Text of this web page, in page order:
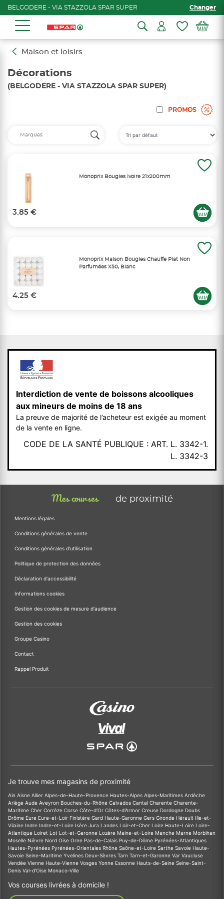
BELGODERE - VIA STAZZOLA SPAR SUPER Changer
Maison et loisirs
Décorations
(BELGODERE - VIA STAZZOLA SPAR SUPER)
PROMOS
Monoprix Bougies Ivoire 21x200mm
3.85 €
Monoprix Maison Bougies Chauffe Plat Non
Parfumées X50, Blanc
4.25 €
Interdiction de vente de boissons alcooliques
aux mineurs de moins de 18 ans
La preuve de majorité de l’acheteur est exigée au moment
de la vente en ligne.
CODE DE LA SANTÉ PUBLIQUE : ART. L. 3342-1.
L. 3342-3
Mes courses de proximité
Mentions légales
Conditions générales de vente
Conditions générales d'utilisation
Politique de protection des données
Déclaration d'accessibilité
Informations cookies
Gestion des cookies de mesure d'audience
Gestion des cookies
Groupe Casino
Contact
Rappel Produit
Je trouve mes magasins de proximité
Ain Aisne Allier Alpes-de-Haute-Provence Hautes-Alpes Alpes-Maritimes Ardèche
Ariège Aude Aveyron Bouches-du-Rhône Calvados Cantal Charente Charente-
Maritime Cher Corrèze Corse Côte-d'Or Côtes-d'Armor Creuse Dordogne Doubs
Drôme Eure Eure-et-Loir Finistère Gard Haute-Garonne Gers Gironde Hérault Ille-et-
Vilaine Indre Indre-et-Loire Isère Jura Landes Loir-et-Cher Loire Haute-Loire Loire-
Atlantique Loiret Lot Lot-et-Garonne Lozère Maine-et-Loire Manche Marne Morbihan
Moselle Nièvre Nord Oise Orne Pas-de-Calais Puy-de-Dôme Pyrénées-Atlantiques
Hautes-Pyrénées Pyrénées-Orientales Rhône Saône-et-Loire Sarthe Savoie Haute-
Savoie Seine-Maritime Yvelines Deux-Sèvres Tarn Tarn-et-Garonne Var Vaucluse
Vendée Vienne Haute-Vienne Vosges Yonne Essonne Hauts-de-Seine Seine-Saint-
Denis Val-d'Oise Monaco-Ville
Vos courses livrées à domicile !